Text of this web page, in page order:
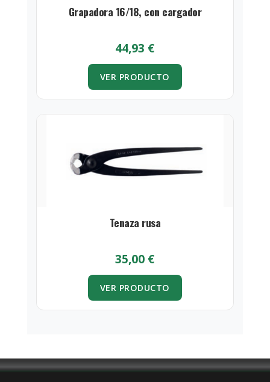
Grapadora 16/18, con cargador
44,93 €
VER PRODUCTO
Tenaza rusa
35,00 €
VER PRODUCTO